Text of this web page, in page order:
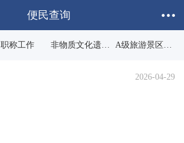
便民查询
职称工作 非物质文化遗产 A级旅游景区查
询
2026-04-29